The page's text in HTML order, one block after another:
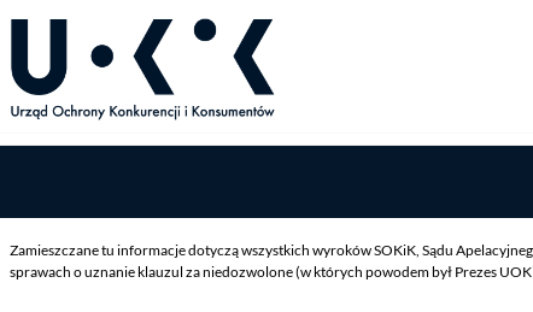
Zamieszczane tu informacje dotyczą wszystkich wyroków SOKiK, Sądu
sprawach o uznanie klauzul za niedozwolone (w których powodem był Prezes